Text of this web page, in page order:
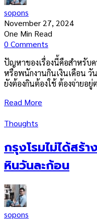
sopons
November 27, 2024
One Min Read
0 Comments
ปัญหาของเรื่องนี้คือสำหรับ
หรือพนักงานกินเงินเดือน วั
ยังต้องกินต้องใช้ ต้องจ่ายอยู่
Read More
Thoughts
กรุงโรมไม่ได้สร้
หินวันละก้อน
sopons